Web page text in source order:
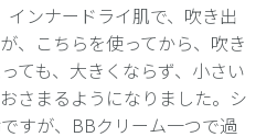
ンナードライ肌で、吹き出
、こちらを使ってから、吹き
ても、大きくならず、小さい
さまるようになりました。シ
すが、BBクリーム一つで過